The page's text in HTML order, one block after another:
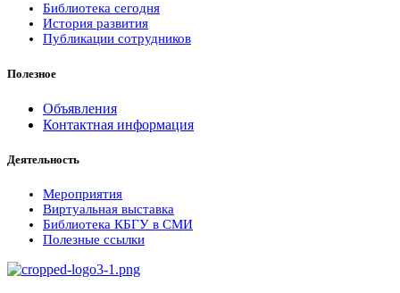
Библиотека сегодня
История развития
Публикации сотрудников
Полезное
Объявления
Контактная информация
Деятельность
Мероприятия
Виртуальная выставка
Библиотека КБГУ в СМИ
Полезные ссылки